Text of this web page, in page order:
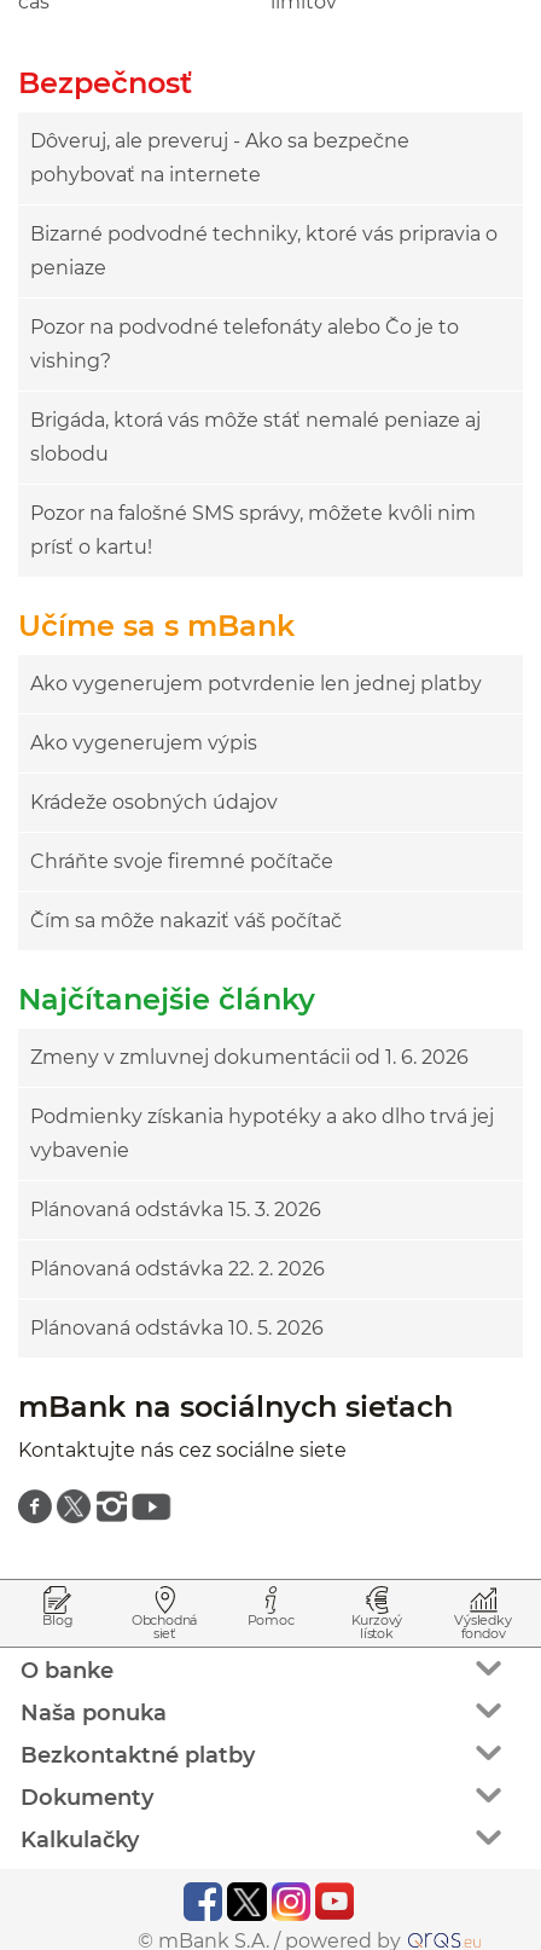
Bezpečnosť
Dôveruj, ale preveruj - Ako sa bezpečne
pohybovať na internete
Bizarné podvodné techniky, ktoré vás pripravia o
peniaze
Pozor na podvodné telefonáty alebo Čo je to
vishing?
Brigáda, ktorá vás môže stáť nemalé peniaze aj
slobodu
Pozor na falošné SMS správy, môžete kvôli nim
prísť o kartu!
Učíme sa s mBank
Ako vygenerujem potvrdenie len jednej platby
Ako vygenerujem výpis
Krádeže osobných údajov
Chráňte svoje firemné počítače
Čím sa môže nakaziť váš počítač
Najčítanejšie články
Zmeny v zmluvnej dokumentácii od 1. 6. 2026
Podmienky získania hypotéky a ako dlho trvá jej
vybavenie
Plánovaná odstávka 15. 3. 2026
Plánovaná odstávka 22. 2. 2026
Plánovaná odstávka 10. 5. 2026
mBank na sociálnych sieťach
Kontaktujte nás cez sociálne siete
Znajdź nas na facebooku
Znajdź nas na twitterze
Znajdź nas na instagramie
Znajdź nas na youtube
Prejsť na začiatok stránky
Preskočiť na začiatok obsahu
Blog Obchodná
sieť
Pomoc Kurzový
lístok
Výsledky
fondov
O banke
Naša ponuka
Bezkontaktné platby
Dokumenty
Kalkulačky
© mBank S.A. / powered by